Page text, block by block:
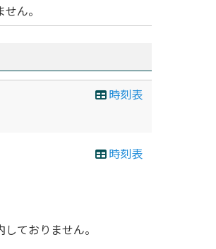
ん。
時刻表
時刻表
ておりません。